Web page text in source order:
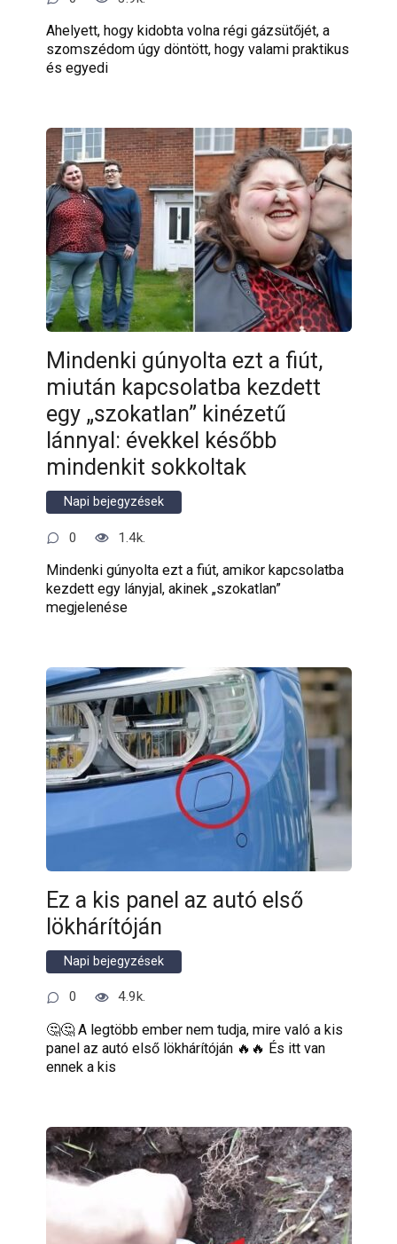
Ahelyett, hogy kidobta volna régi gázsütőjét, a
szomszédom úgy döntött, hogy valami praktikus
és egyedi
Mindenki gúnyolta ezt a fiút,
miután kapcsolatba kezdett
egy „szokatlan” kinézetű
lánnyal: évekkel később
mindenkit sokkoltak
Napi bejegyzések
0 1.4k.
Mindenki gúnyolta ezt a fiút, amikor kapcsolatba
kezdett egy lányjal, akinek „szokatlan”
megjelenése
Ez a kis panel az autó első
lökhárítóján
Napi bejegyzések
0 4.9k.
🤔🤔 A legtöbb ember nem tudja, mire való a kis
panel az autó első lökhárítóján 🔥🔥 És itt van
ennek a kis